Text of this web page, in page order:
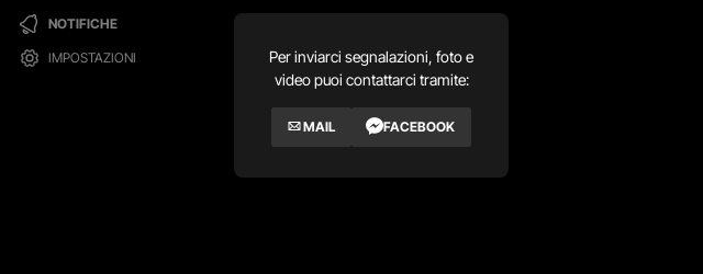
NOTIFICHE
IMPOSTAZIONI
Per inviarci segnalazioni, foto e
video puoi contattarci tramite:
MAIL FACEBOOK